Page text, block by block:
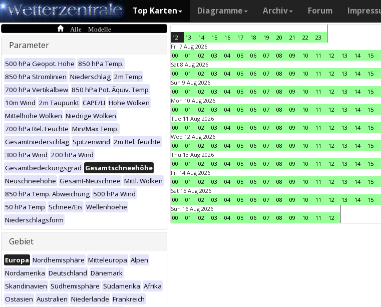
Top Karten Diagramme Archiv Forum
Alle Modelle
Parameter
500 hPa Geopot. Höhe 850 hPa Temp.
850 hPa Stromlinien Niederschlag 2m Temp
700 hPa Vertikalbew 850 hPa Pot. Äquiv. Temp
10m Wind 2m Taupunkt CAPE/LI Hohe Wolken
Mittelhohe Wolken Niedrige Wolken
700 hPa Rel. Feuchte Min/Max Temp.
Gesamtniederschlag Spitzenwind 2m Rel. feuchte
300 hPa Wind 200 hPa Wind
Gesamtbedeckungsgrad Gesamtschneehöhe
Neuschneehöhe Gesamt-Neuschnee Mittl. Wolken
850 hPa Temp. Abweichung 500 hPa Wind
50 hPa Temp Schnee/Eis Wellenhoehe
Niederschlagsform
Gebiet
Europa Nordhemisphäre Mitteleuropa Alpen
Nordamerika Deutschland Dänemark
Skandinavien Südhemisphäre Südamerika Afrika
Ostasien Australien Niederlande Frankreich
12 13 14 15 16 17 18 19 20 21 22
23
Fri 7 Aug 2026
00
01 02 03 04 05 06 07 08 09 10 11 12 13 14 15
Sat 8 Aug 2026
00
01 02 03 04 05 06 07 08 09 10 11 12 13 14 15
Sun 9 Aug 2026
00
01 02 03 04 05 06 07 08 09 10 11 12 13 14 15
Mon 10 Aug 2026
00
01 02 03 04 05 06 07 08 09 10 11 12 13 14 15
Tue 11 Aug 2026
00
01 02 03 04 05 06 07 08 09 10 11 12 13 14 15
Wed 12 Aug 2026
00
01 02 03 04 05 06 07 08 09 10 11 12 13 14 15
Thu 13 Aug 2026
00
01 02 03 04 05 06 07 08 09 10 11 12 13 14 15
Fri 14 Aug 2026
00
01 02 03 04 05 06 07 08 09 10 11 12 13 14 15
Sat 15 Aug 2026
00
01 02 03 04 05 06 07 08 09 10 11 12 13 14 15
Sun 16 Aug 2026
00
01 02 03 04 05 06 07 08 09 10 11 12